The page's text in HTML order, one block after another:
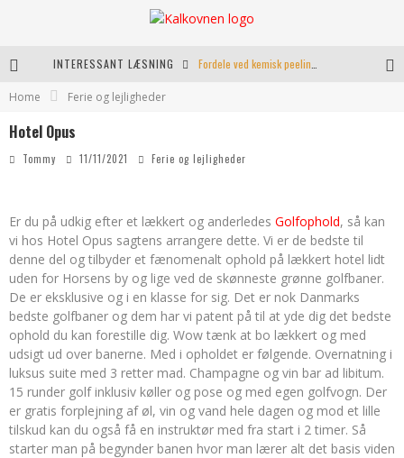
INTERESSANT LÆSNING
Home Ferie og lejligheder
Hotel Opus
Tommy 11/11/2021 Ferie og lejligheder
Er du på udkig efter et lækkert og anderledes Golfophold, så kan
vi hos Hotel Opus sagtens arrangere dette. Vi er de bedste til
denne del og tilbyder et fænomenalt ophold på lækkert hotel lidt
uden for Horsens by og lige ved de skønneste grønne golfbaner.
De er eksklusive og i en klasse for sig. Det er nok Danmarks
bedste golfbaner og dem har vi patent på til at yde dig det bedste
ophold du kan forestille dig. Wow tænk at bo lækkert og med
udsigt ud over banerne. Med i opholdet er følgende. Overnatning i
luksus suite med 3 retter mad. Champagne og vin bar ad libitum.
15 runder golf inklusiv køller og pose og med egen golfvogn. Der
er gratis forplejning af øl, vin og vand hele dagen og mod et lille
tilskud kan du også få en instruktør med fra start i 2 timer. Så
starter man på begynder banen hvor man lærer alt det basis viden